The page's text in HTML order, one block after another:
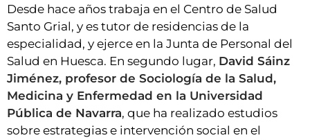
Desde hace años trabaja en el Centro de Salud
Santo Grial, y es tutor de residencias de la
especialidad, y ejerce en la Junta de Personal del
Salud en Huesca. En segundo lugar, David Sáinz
Jiménez, profesor de Sociología de la Salud,
Medicina y Enfermedad en la Universidad
Pública de Navarra, que ha realizado estudios
sobre estrategias e intervención social en el